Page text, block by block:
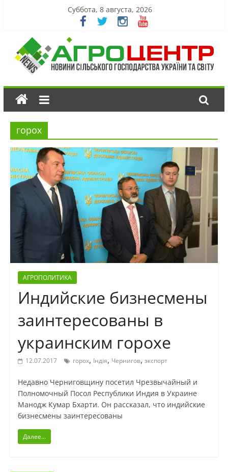
Суббота, 8 августа, 2026
горох
АГРОПОЛИТИКА
Индийские бизнесмены
заинтересованы в
украинским горохе
12.07.2017 горох, Індія, Чернигов, экспорт
Недавно Черниговщину посетил Чрезвычайный и
Полномочный Посол Республики Индия в Украине
Манодж Кумар Бхарти. Он рассказал, что индийские
бизнесмены заинтересованы
Далее...